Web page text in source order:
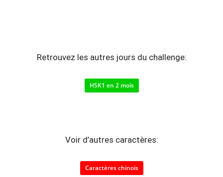
Retrouvez les autres jours du challenge:
HSK1 en 2 mois
Voir d’autres caractères:
Caractères chinois